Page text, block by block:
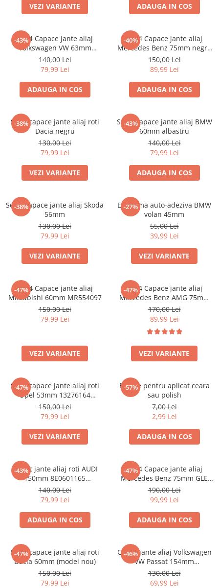
VEZI VARIANTE ADAUGA IN COS
-43%
Set 4 Capace jante aliaj
Volkswagen VW 63mm
7M7601165 7D0601165
140,00 Lei
79,99 Lei
ADAUGA IN COS
-40%
set 4 Capace jante aliaj
Mercedes Benz 75mm negru
lucios complet (inel prindere)
150,00 Lei
89,99 Lei
ADAUGA IN COS
-38%
Set 4 capace jante aliaj roti
Dacia negru
130,00 Lei
79,99 Lei
VEZI VARIANTE
-43%
Set 4 Capace jante aliaj BMW
60mm albastru
140,00 Lei
79,99 Lei
ADAUGA IN COS
-38%
Set 4 Capace jante aliaj Skoda
56mm
130,00 Lei
79,99 Lei
VEZI VARIANTE
-27%
Emblema auto-adeziva BMW
volan 45mm
55,00 Lei
39,99 Lei
VEZI VARIANTE
-47%
set 4 Capace jante aliaj
Mitsubishi 60mm MR554097
150,00 Lei
79,99 Lei
VEZI VARIANTE
-47%
set 4 Capace jante aliaj
Mercedes Benz AMG 75mm
(inel prindere) A0004003100
170,00 Lei
89,99 Lei
VEZI VARIANTE
-47%
Set 4 capace jante aliaj roti
Opel 53mm 13276164
467597050
150,00 Lei
79,99 Lei
VEZI VARIANTE
-57%
Burete pentru aplicat ceara
sau polish
7,00 Lei
2,99 Lei
ADAUGA IN COS
-43%
Capac jante aliaj roti AUDI
150mm 8E0601165
(8ED601165 )
140,00 Lei
79,99 Lei
ADAUGA IN COS
-47%
set 4 Capace jante aliaj
Mercedes Benz 75mm GLE
W167 / GLS X167 A1674015960
190,00 Lei
99,99 Lei
ADAUGA IN COS
-47%
Set 4 capace jante aliaj roti
Dacia 60mm (model nou)
150,00 Lei
79,99 Lei
-46%
Capac jante aliaj Volkswagen
VW Passat 154mm
1K0601149EQZQ
130,00 Lei
69,99 Lei